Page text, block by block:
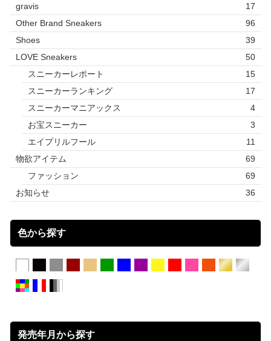
gravis
17
Other Brand Sneakers
96
Shoes
39
LOVE Sneakers
50
スニーカーレポート
15
スニーカーランキング
17
スニーカーマニアックス
4
お宝スニーカー
3
エイプリルフール
11
物欲アイテム
69
ファッション
69
お知らせ
36
色から探す
発売年月から探す